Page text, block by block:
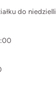
do niedzielli